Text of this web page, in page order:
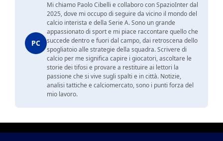
PC
Mi chiamo Paolo Cibelli e collaboro con SpazioInter dal
2025, dove mi occupo di seguire da vicino il mondo del
calcio interista e della Serie A. Sono un grande
appassionato di sport e mi piace raccontare quello che
succede dentro e fuori dal campo, dai retroscena dello
spogliatoio alle strategie della squadra. Scrivere di
calcio per me significa capire i giocatori, ascoltare le
storie dei tifosi e provare a restituire ai lettori la
passione che si vive sugli spalti e in città. Notizie,
analisi tattiche e calciomercato, sono i punti forza del
mio lavoro.